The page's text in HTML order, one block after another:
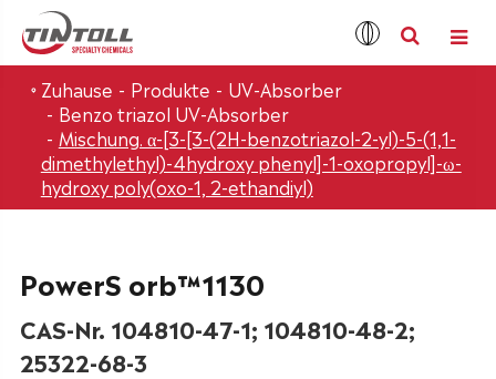
Zuhause Produkte
UV-Absorber
Benzo triazol UV-Absorber
Mischung. α-[3-[3-(2H-benzotriazol-2-yl)-5-(1,1-
dimethylethyl)-4hydroxy phenyl]-1-oxopropyl]-ω-
hydroxy poly(oxo-1, 2-ethandiyl)
PowerS orb™1130
CAS-Nr. 104810-47-1; 104810-48-2;
25322-68-3